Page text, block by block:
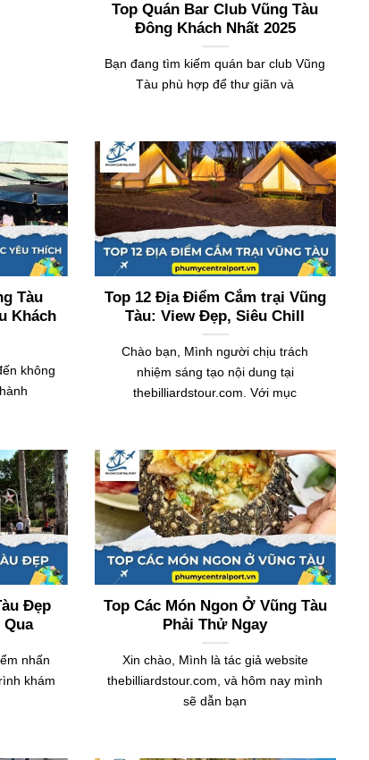
Top Quán Bar Club Vũng Tàu
Đông Khách Nhất 2025
Bạn đang tìm kiếm quán bar club Vũng
Tàu phù hợp để thư giãn và
Tàu
Khách
không
Top 12 Địa Điểm Cắm trại Vũng
Tàu: View Đẹp, Siêu Chill
Chào bạn, Mình người chịu trách
nhiệm sáng tạo nội dung tại
thebilliardstour.com. Với mục
Đẹp
Qua
nhấn
khám
Top Các Món Ngon Ở Vũng Tàu
Phải Thử Ngay
Xin chào, Mình là tác giả website
thebilliardstour.com, và hôm nay mình
sẽ dẫn bạn